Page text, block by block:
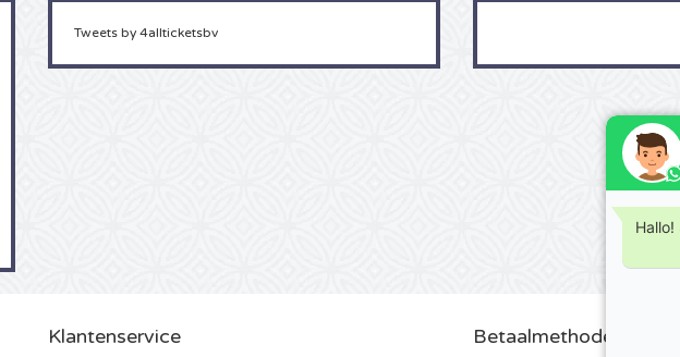
Tweets by 4allticketsbv
Klantenservice Betaalmethoden